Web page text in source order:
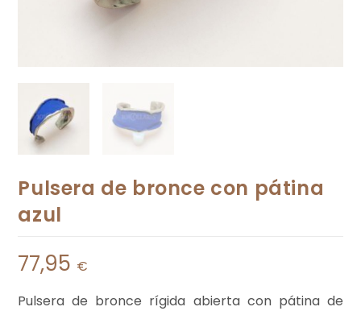
Pulsera de bronce con pátina
azul
77,95 €
Pulsera de bronce rígida abierta con pátina de